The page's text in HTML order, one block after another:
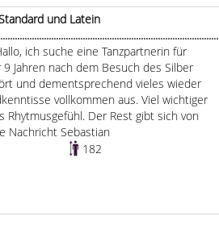
und Latein
ich suche eine Tanzpartnerin für
Jahren nach dem Besuch des Silber
und dementsprechend vieles wieder
vollkommen aus. Viel wichtiger
Rhytmusgefühl. Der Rest gibt sich von
Nachricht Sebastian
182